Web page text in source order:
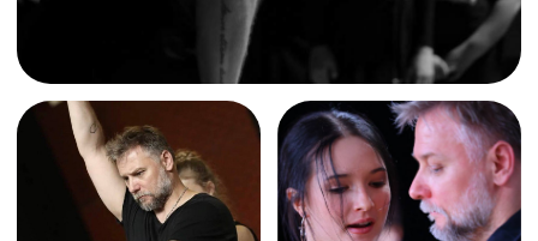
+7 904 530-96-53